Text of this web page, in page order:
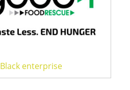
Black enterprise